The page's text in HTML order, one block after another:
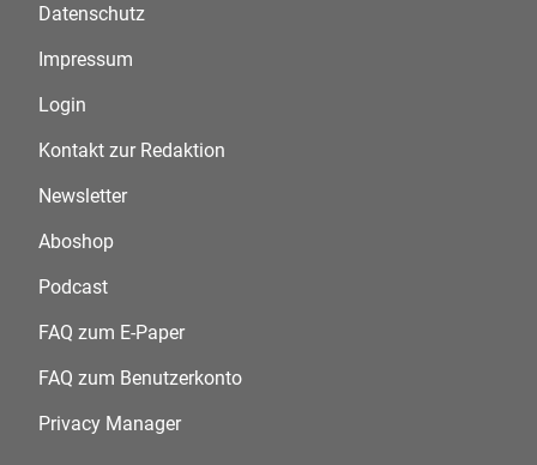
Datenschutz
Impressum
Login
Kontakt zur Redaktion
Newsletter
Aboshop
Podcast
FAQ zum E-Paper
FAQ zum Benutzerkonto
Privacy Manager